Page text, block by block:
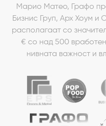
Марио Матео, Графо
Бизнис Груп, Арх Хоум и
располагаат со
€ со над 500
нивната важност и